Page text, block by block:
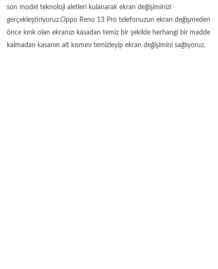
son model teknoloji aletleri kulanarak ekran değişiminizi
gerçekleştiriyoruz.Oppo Reno 13 Pro telefonuzun ekran değişmeden
önce kırık olan ekranızı kasadan temiz bir şekilde herhangi bir madde
kalmadan kasanın alt kısmını temizleyip ekran değişimini sağlıyoruz.